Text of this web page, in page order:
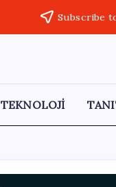
Subscribe
TEKNOLOJİ